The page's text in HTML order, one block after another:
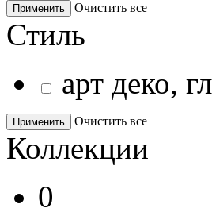
Применить Очистить все
Стиль
арт деко,
Применить Очистить все
Коллекции
0